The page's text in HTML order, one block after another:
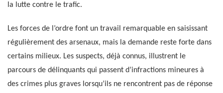
la lutte contre le trafic.
Les forces de l’ordre font un travail remarquable en saisissant
régulièrement des arsenaux, mais la demande reste forte dans
certains milieux. Les suspects, déjà connus, illustrent le
parcours de délinquants qui passent d’infractions mineures à
des crimes plus graves lorsqu’ils ne rencontrent pas de réponse